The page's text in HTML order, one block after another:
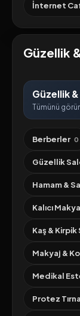
İnternet
Güzellik
Güzellik &
Tümünü
Berberler 0
Güzellik
Hamam &
Kalıcı
Kaş &
Makyaj &
Medikal
Protez